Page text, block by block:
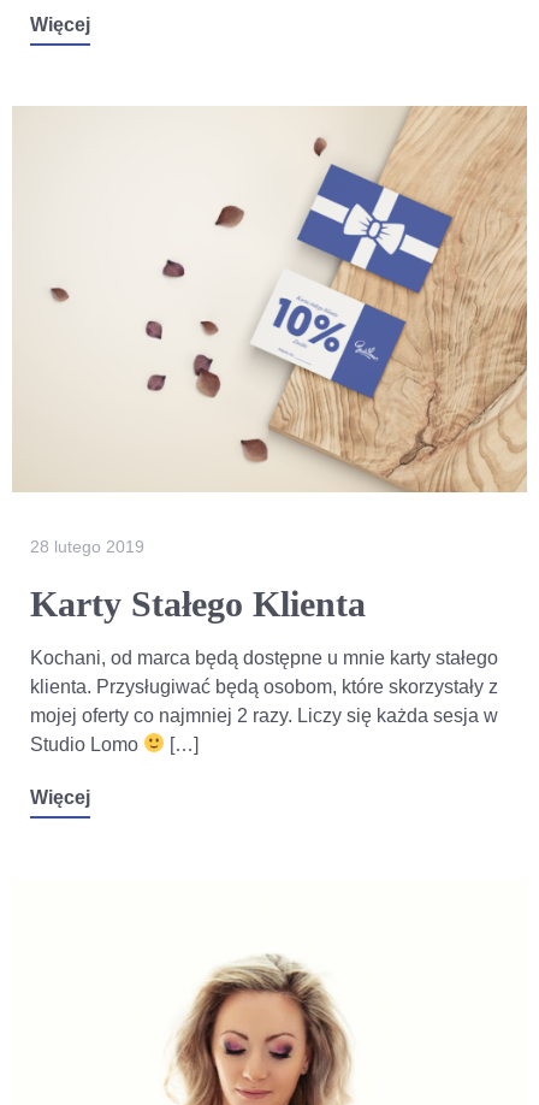
Więcej
28 lutego 2019
Karty Stałego Klienta
Kochani, od marca będą dostępne u mnie karty stałego
klienta. Przysługiwać będą osobom, które skorzystały z
mojej oferty co najmniej 2 razy. Liczy się każda sesja w
Studio Lomo
[…]
Więcej